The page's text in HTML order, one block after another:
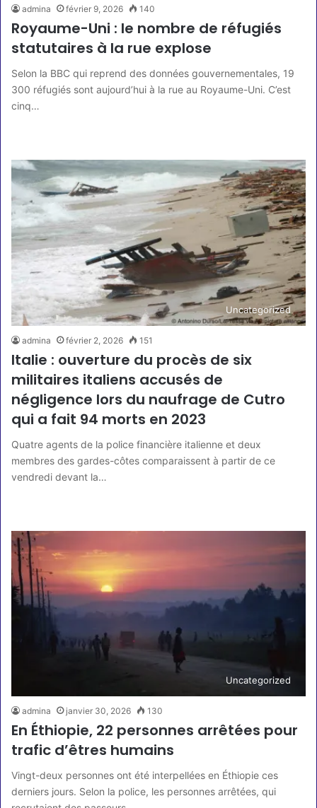
admina février 9, 2026 140
Royaume-Uni : le nombre de réfugiés
statutaires à la rue explose
Selon la BBC qui reprend des données gouvernementales, 19
300 réfugiés sont aujourd’hui à la rue au Royaume-Uni. C’est
cinq…
Uncategorized
admina février 2, 2026 151
Italie : ouverture du procès de six
militaires italiens accusés de
négligence lors du naufrage de Cutro
qui a fait 94 morts en 2023
Quatre agents de la police financière italienne et deux
membres des gardes-côtes comparaissent à partir de ce
vendredi devant la…
Uncategorized
admina janvier 30, 2026 130
En Éthiopie, 22 personnes arrêtées pour
trafic d’êtres humains
Vingt-deux personnes ont été interpellées en Éthiopie ces
derniers jours. Selon la police, les personnes arrêtées, qui